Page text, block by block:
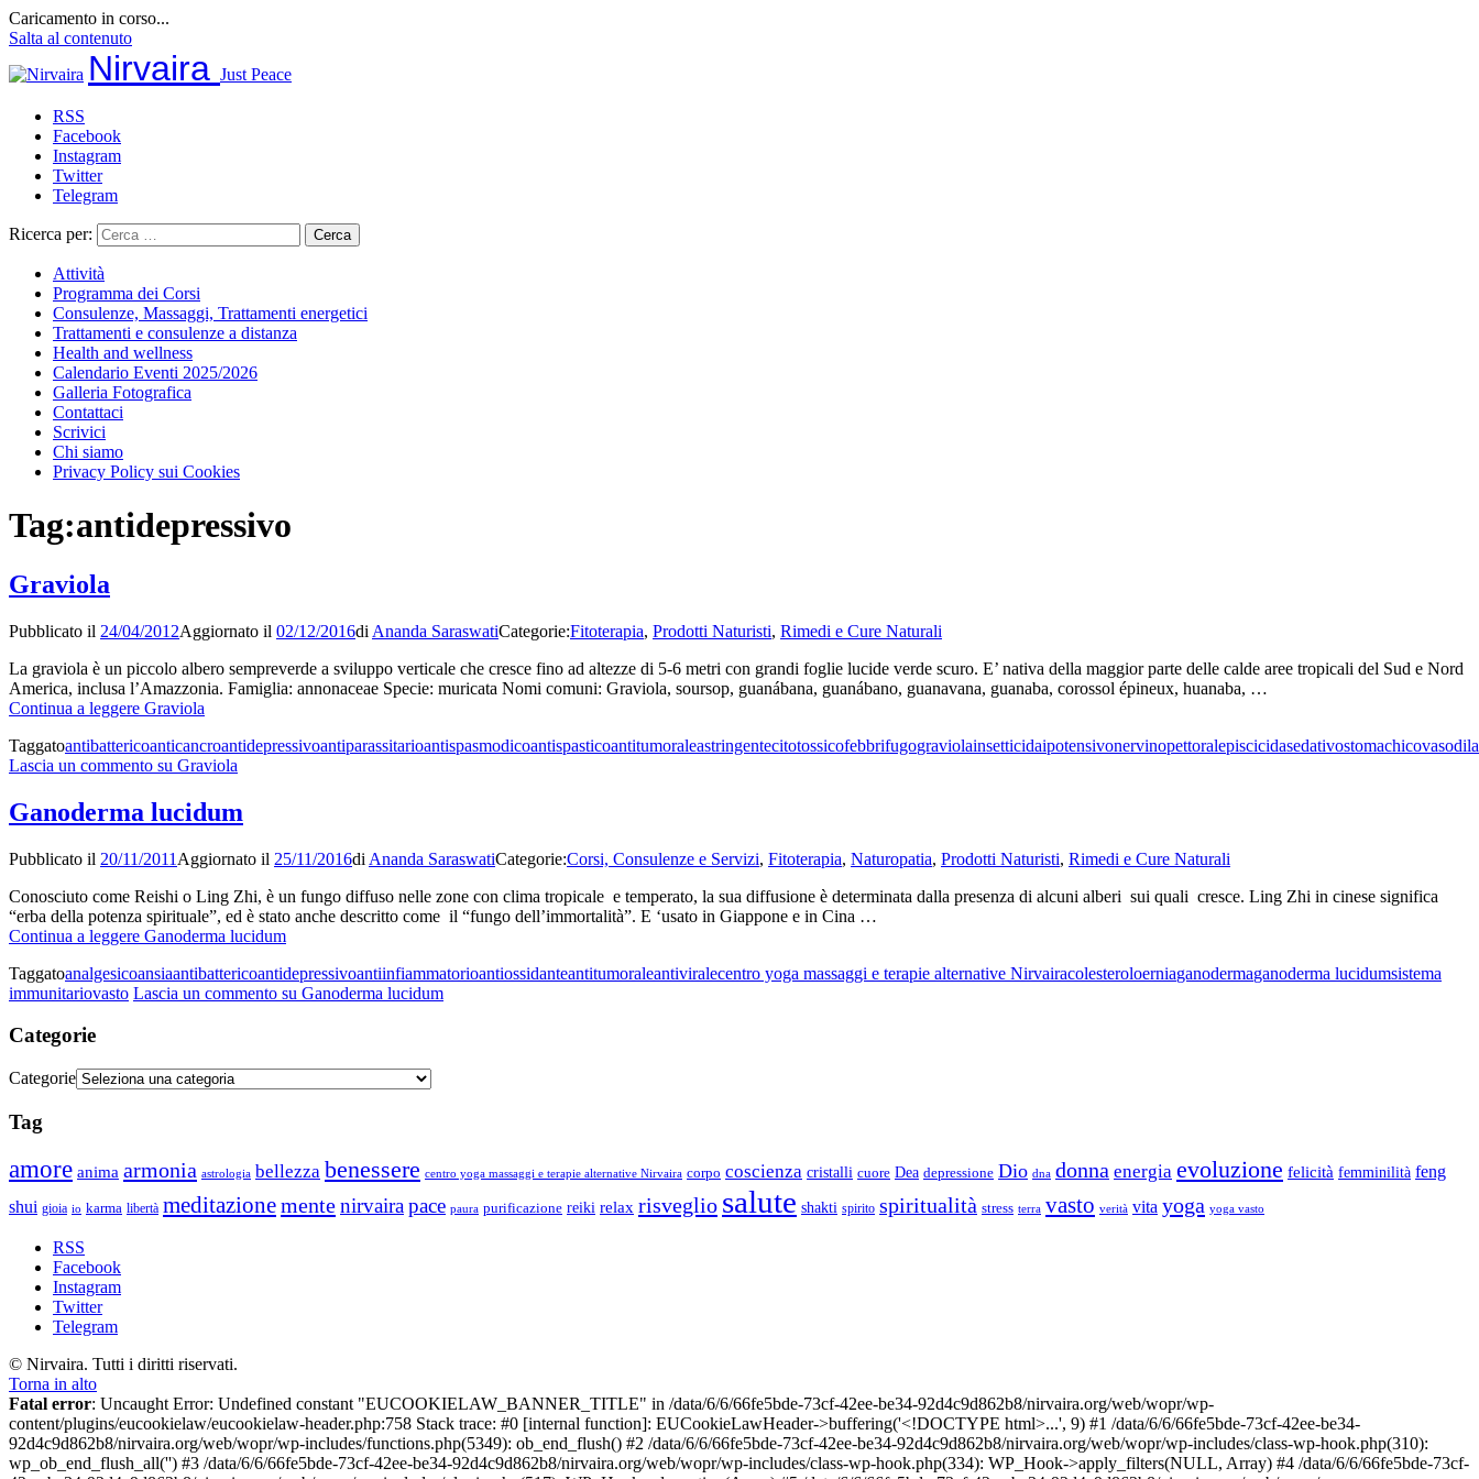
Caricamento in corso...
Salta al contenuto
Nirvaira Just Peace
RSS
Facebook
Instagram
Twitter
Telegram
Ricerca per:
Attività
Programma dei Corsi
Consulenze, Massaggi, Trattamenti energetici
Trattamenti e consulenze a distanza
Health and wellness
Calendario Eventi 2025/2026
Galleria Fotografica
Contattaci
Scrivici
Chi siamo
Privacy Policy sui Cookies
Tag:antidepressivo
Graviola
Pubblicato il 24/04/2012Aggiornato il 02/12/2016di Ananda SaraswatiCategorie:Fitoterapia, Prodotti Naturisti, Rimedi e Cure Naturali
La graviola è un piccolo albero sempreverde a sviluppo verticale che cresce fino ad altezze di 5-6 metri con grandi foglie lucide verde scuro. E’ nativa della maggior parte delle calde aree tropicali del Sud e Nord
America, inclusa l’Amazzonia. Famiglia: annonaceae Specie: muricata Nomi comuni: Graviola, soursop, guanábana, guanábano, guanavana, guanaba, corossol épineux, huanaba, …
Continua a leggere Graviola
Taggatoantibattericoanticancroantidepressivoantiparassitarioantispasmodicoantispasticoantitumoraleastringentecitotossicofebbrifugograviolainsetticidaipotensivonervinopettoralepiscicidasedativostomachico
Lascia un commento su Graviola
Ganoderma lucidum
Pubblicato il 20/11/2011 Aggiornato il 25/11/2016di Ananda SaraswatiCategorie:Corsi, Consulenze e Servizi, Fitoterapia, Naturopatia, Prodotti Naturisti, Rimedi e Cure Naturali
Conosciuto come Reishi o Ling Zhi, è un fungo diffuso nelle zone con clima tropicale e temperato, la sua diffusione è determinata dalla presenza di alcuni alberi sui quali cresce. Ling Zhi in cinese significa
“erba della potenza spirituale”, ed è stato anche descritto come il “fungo dell’immortalità”. E ‘usato in Giappone e in Cina …
Continua a leggere Ganoderma lucidum
Taggatoanalgesicoansiaantibattericoantidepressivoantiinfiammatorioantiossidanteantitumoraleantiviralecentro yoga massaggi e terapie alternative Nirvairacolesteroloerniaganodermaganoderma lucidumsistema
immunitariovasto Lascia un commento su Ganoderma lucidum
Categorie
Categorie
Tag
amore anima armonia astrologia bellezza benessere centro yoga massaggi e terapie alternative Nirvaira corpo coscienza cristalli cuore Dea depressione Dio dna donna energia evoluzione felicità femminilità feng
shui gioia io karma libertà meditazionementenirvairapace paura purificazione reiki relax risveglio salute shakti spirito spiritualità stress terra vasto verità vita yoga yoga vasto
RSS
Facebook
Instagram
Twitter
Telegram
© Nirvaira. Tutti i diritti riservati.
Torna in alto
Fatal error: Uncaught Error: Undefined constant "EUCOOKIELAW_BANNER_TITLE" in /data/6/6/66fe5bde-73cf-42ee-be34-92d4c9d862b8/nirvaira.org/web/wopr/wp-
content/plugins/eucookielaw/eucookielaw-header.php:758 Stack trace: #0 [internal function]: EUCookieLawHeader->buffering('<!DOCTYPE html>...', 9) #1 /data/6/6/66fe5bde-73cf-42ee-be34-
92d4c9d862b8/nirvaira.org/web/wopr/wp-includes/functions.php(5349): ob_end_flush() #2 /data/6/6/66fe5bde-73cf-42ee-be34-92d4c9d862b8/nirvaira.org/web/wopr/wp-includes/class-wp-hook.php(310):
wp_ob_end_flush_all('') #3 /data/6/6/66fe5bde-73cf-42ee-be34-92d4c9d862b8/nirvaira.org/web/wopr/wp-includes/class-wp-hook.php(334): WP_Hook->apply_filters(NULL, Array) #4 /data/6/6/66fe5bde-73cf-